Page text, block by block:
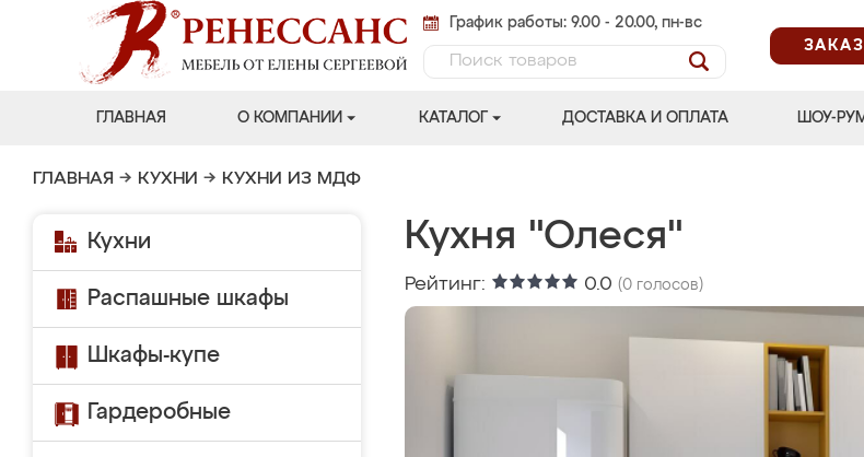
График работы: 9.00 - 20.00, пн-вс
ГЛАВНАЯ О КОМПАНИИ КАТАЛОГ ДОСТАВКА И ОПЛАТА ШОУ-
ГЛАВНАЯ → КУХНИ → КУХНИ ИЗ МДФ
Кухни
Распашные шкафы
Шкафы-купе
Гардеробные
Кухня "Олеся"
Рейтинг: 0.0 (0 голосов)